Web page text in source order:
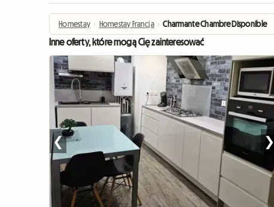
Homestay › Homestay Francja › Charmante Chambre Disponible
Inne oferty, które mogą Cię zainteresować
❮ ❯